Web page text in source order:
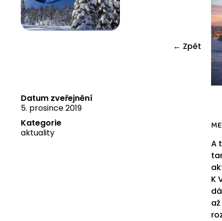
← Zpět
Datum zveřejnění
5. prosince 2019
Kategorie
aktuality
A
K